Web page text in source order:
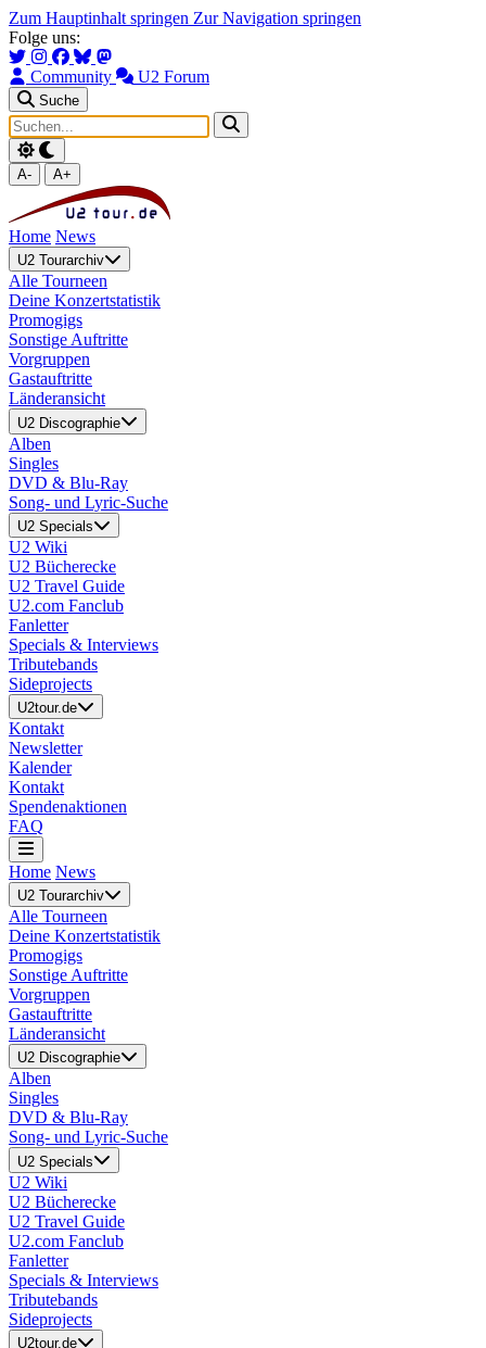
Zum Hauptinhalt springen Zur Navigation springen
Folge uns:
Community U2 Forum
Suche
A- A+
Home News
U2 Tourarchiv
Alle Tourneen
Deine Konzertstatistik
Promogigs
Sonstige Auftritte
Vorgruppen
Gastauftritte
Länderansicht
U2 Discographie
Alben
Singles
DVD & Blu-Ray
Song- und Lyric-Suche
U2 Specials
U2 Wiki
U2 Bücherecke
U2 Travel Guide
U2.com Fanclub
Fanletter
Specials & Interviews
Tributebands
Sideprojects
U2tour.de
Kontakt
Newsletter
Kalender
Kontakt
Spendenaktionen
FAQ
Home News
U2 Tourarchiv
Alle Tourneen
Deine Konzertstatistik
Promogigs
Sonstige Auftritte
Vorgruppen
Gastauftritte
Länderansicht
U2 Discographie
Alben
Singles
DVD & Blu-Ray
Song- und Lyric-Suche
U2 Specials
U2 Wiki
U2 Bücherecke
U2 Travel Guide
U2.com Fanclub
Fanletter
Specials & Interviews
Tributebands
Sideprojects
U2tour.de